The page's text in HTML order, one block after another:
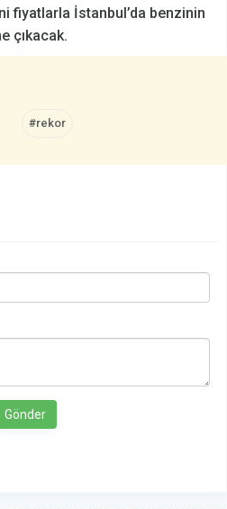
fiyatlarla İstanbul’da benzinin
çıkacak.
#rekor
Gönder